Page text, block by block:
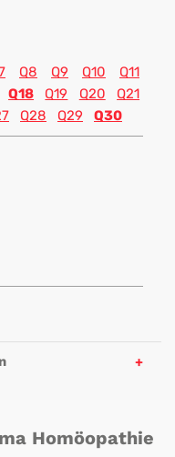
Q8 Q9 Q10
Q11
Q18 Q19 Q20
Q21
Q28 Q29 Q30
Homöopathie